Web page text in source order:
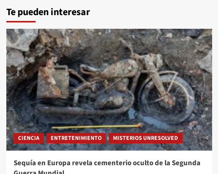
Te pueden interesar
CIENCIA ENTRETENIMIENTO MISTERIOS UNRESOLVED
Sequía en Europa revela cementerio oculto de la Segunda